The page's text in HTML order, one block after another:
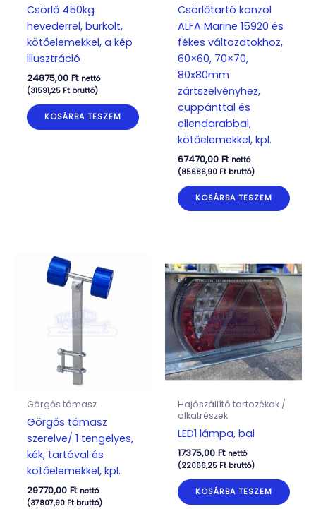
Csörlő 450kg
hevederrel, burkolt,
kötőelemekkel, a kép
illusztráció
24875,00 Ft nettó
(31591,25 Ftbruttó)
KOSÁRBA TESZEM
Csörlőtartó konzol
ALFA Marine 15920 és
fékes változatokhoz,
60×60, 70×70,
80x80mm
zártszelvényhez,
cuppánttal és
ellendarabbal,
kötőelemekkel, kpl.
67470,00 Ft nettó
(85686,90 Ftbruttó)
KOSÁRBA TESZEM
Görgős támasz
Görgős támasz
szerelve/ 1 tengelyes,
kék, tartóval és
kötőelemekkel, kpl.
29770,00 Ft nettó
(37807,90 Ftbruttó)
Hajószállító tartozékok /
alkatrészek
LED1 lámpa, bal
17375,00 Ft nettó
(22066,25 Ftbruttó)
KOSÁRBA TESZEM